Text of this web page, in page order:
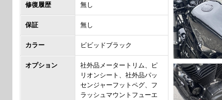
修復履歴 無し
保証 無し
カラー ビビッドブラック
オプション
社外品メータートリム、ピ
リオンシート、社外品パッ
センジャーフットペグ、フ
ラッシュマウントフューエ